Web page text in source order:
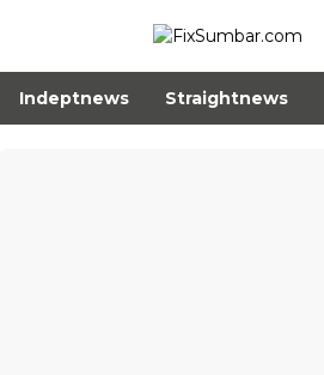
Indeptnews Straightnews